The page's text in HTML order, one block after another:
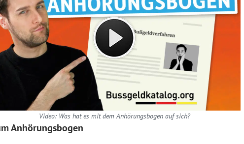
Video: Was hat es mit dem Anhörungsbogen auf sich?
Anhörungsbogen